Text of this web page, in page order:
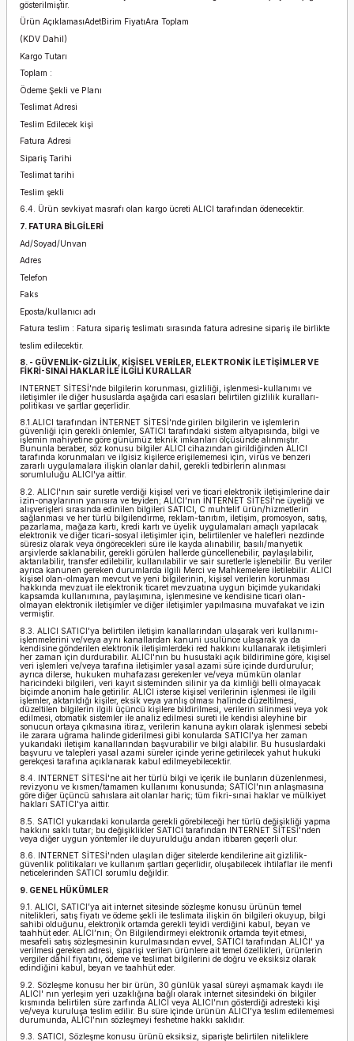
gösterilmiştir.
Ürün AçıklamasıAdetBirim FiyatıAra Toplam
(KDV Dahil)
Kargo Tutarı
Toplam :
Ödeme Şekli ve Planı
Teslimat Adresi
Teslim Edilecek kişi
Fatura Adresi
Sipariş Tarihi
Teslimat tarihi
Teslim şekli
6.4. Ürün sevkiyat masrafı olan kargo ücreti ALICI tarafından ödenecektir.
7. FATURA BİLGİLERİ
Ad/Soyad/Unvan
Adres
Telefon
Faks
Eposta/kullanıcı adı
Fatura teslim : Fatura sipariş teslimatı sırasında fatura adresine sipariş ile birlikte
teslim edilecektir.
8. - GÜVENLİK-GİZLİLİK, KİŞİSEL VERİLER, ELEKTRONİK İLETİŞİMLER VE
FİKRİ-SINAİ HAKLAR İLE İLGİLİ KURALLAR
INTERNET SİTESİ'nde bilgilerin korunması, gizliliği, işlenmesi-kullanımı ve
iletişimler ile diğer hususlarda aşağıda cari esasları belirtilen gizlilik kuralları-
politikası ve şartlar geçerlidir.
8.1.ALICI tarafından İNTERNET SİTESİ'nde girilen bilgilerin ve işlemlerin
güvenliği için gerekli önlemler, SATICI tarafındaki sistem altyapısında, bilgi ve
işlemin mahiyetine göre günümüz teknik imkanları ölçüsünde alınmıştır.
Bununla beraber, söz konusu bilgiler ALICI cihazından girildiğinden ALICI
tarafında korunmaları ve ilgisiz kişilerce erişilememesi için, virüs ve benzeri
zararlı uygulamalara ilişkin olanlar dahil, gerekli tedbirlerin alınması
sorumluluğu ALICI'ya aittir.
8.2. ALICI'nın sair suretle verdiği kişisel veri ve ticari elektronik iletişimlerine dair
izin-onaylarının yanısıra ve teyiden; ALICI'nın İNTERNET SİTESİ'ne üyeliği ve
alışverişleri sırasında edinilen bilgileri SATICI, C muhtelif ürün/hizmetlerin
sağlanması ve her türlü bilgilendirme, reklam-tanıtım, iletişim, promosyon, satış,
pazarlama, mağaza kartı, kredi kartı ve üyelik uygulamaları amaçlı yapılacak
elektronik ve diğer ticari-sosyal iletişimler için, belirtilenler ve halefleri nezdinde
süresiz olarak veya öngörecekleri süre ile kayda alınabilir, basılı/manyetik
arşivlerde saklanabilir, gerekli görülen hallerde güncellenebilir, paylaşılabilir,
aktarılabilir, transfer edilebilir, kullanılabilir ve sair suretlerle işlenebilir. Bu veriler
ayrıca kanunen gereken durumlarda ilgili Merci ve Mahkemelere iletilebilir. ALICI
kişisel olan-olmayan mevcut ve yeni bilgilerinin, kişisel verilerin korunması
hakkında mevzuat ile elektronik ticaret mevzuatına uygun biçimde yukarıdaki
kapsamda kullanımına, paylaşımına, işlenmesine ve kendisine ticari olan-
olmayan elektronik iletişimler ve diğer iletişimler yapılmasına muvafakat ve izin
vermiştir.
8.3. ALICI SATICI'ya belirtilen iletişim kanallarından ulaşarak veri kullanımı-
işlenmelerini ve/veya aynı kanallardan kanuni usulünce ulaşarak ya da
kendisine gönderilen elektronik iletişimlerdeki red hakkını kullanarak iletişimleri
her zaman için durdurabilir. ALICI'nın bu husustaki açık bildirimine göre, kişisel
veri işlemleri ve/veya tarafına iletişimler yasal azami süre içinde durdurulur;
ayrıca dilerse, hukuken muhafazası gerekenler ve/veya mümkün olanlar
haricindeki bilgileri, veri kayıt sisteminden silinir ya da kimliği belli olmayacak
biçimde anonim hale getirilir. ALICI isterse kişisel verilerinin işlenmesi ile ilgili
işlemler, aktarıldığı kişiler, eksik veya yanlış olması halinde düzeltilmesi,
düzeltilen bilgilerin ilgili üçüncü kişilere bildirilmesi, verilerin silinmesi veya yok
edilmesi, otomatik sistemler ile analiz edilmesi sureti ile kendisi aleyhine bir
sonucun ortaya çıkmasına itiraz, verilerin kanuna aykırı olarak işlenmesi sebebi
ile zarara uğrama halinde giderilmesi gibi konularda SATICI'ya her zaman
yukarıdaki iletişim kanallarından başvurabilir ve bilgi alabilir. Bu hususlardaki
başvuru ve talepleri yasal azami süreler içinde yerine getirilecek yahut hukuki
gerekçesi tarafına açıklanarak kabul edilmeyebilecektir.
8.4. INTERNET SİTESİ'ne ait her türlü bilgi ve içerik ile bunların düzenlenmesi,
revizyonu ve kısmen/tamamen kullanımı konusunda; SATICI'nın anlaşmasına
göre diğer üçüncü sahıslara ait olanlar hariç; tüm fikri-sınai haklar ve mülkiyet
hakları SATICI'ya aittir.
8.5. SATICI yukarıdaki konularda gerekli görebileceği her türlü değişikliği yapma
hakkını saklı tutar; bu değişiklikler SATICI tarafından INTERNET SİTESİ'nden
veya diğer uygun yöntemler ile duyurulduğu andan itibaren geçerli olur.
8.6. INTERNET SİTESİ'nden ulaşılan diğer sitelerde kendilerine ait gizlilik-
güvenlik politikaları ve kullanım şartları geçerlidir, oluşabilecek ihtilaflar ile menfi
neticelerinden SATICI sorumlu değildir.
9. GENEL HÜKÜMLER
9.1. ALICI, SATICI’ya ait internet sitesinde sözleşme konusu ürünün temel
nitelikleri, satış fiyatı ve ödeme şekli ile teslimata ilişkin ön bilgileri okuyup, bilgi
sahibi olduğunu, elektronik ortamda gerekli teyidi verdiğini kabul, beyan ve
taahhüt eder. ALICI’nın; Ön Bilgilendirmeyi elektronik ortamda teyit etmesi,
mesafeli satış sözleşmesinin kurulmasından evvel, SATICI tarafından ALICI' ya
verilmesi gereken adresi, siparişi verilen ürünlere ait temel özellikleri, ürünlerin
vergiler dâhil fiyatını, ödeme ve teslimat bilgilerini de doğru ve eksiksiz olarak
edindiğini kabul, beyan ve taahhüt eder.
9.2. Sözleşme konusu her bir ürün, 30 günlük yasal süreyi aşmamak kaydı ile
ALICI' nın yerleşim yeri uzaklığına bağlı olarak internet sitesindeki ön bilgiler
kısmında belirtilen süre zarfında ALICI veya ALICI’nın gösterdiği adresteki kişi
ve/veya kuruluşa teslim edilir. Bu süre içinde ürünün ALICI’ya teslim edilememesi
durumunda, ALICI’nın sözleşmeyi feshetme hakkı saklıdır.
9.3. SATICI, Sözleşme konusu ürünü eksiksiz, siparişte belirtilen niteliklere